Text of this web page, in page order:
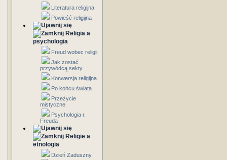
Literatura religijna
Powieść religijna
Religia a
psychologia
Freud wobec religii
Jak zostać
przywódcą sekty
Konwersja religijna
Po końcu świata
Przeżycie
mistyczne
Psychologia r.
Freuda
Religie a
etnologia
Dzień Zaduszny